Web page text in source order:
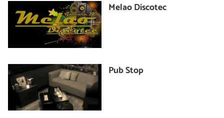
Melao Discotec
Pub Stop